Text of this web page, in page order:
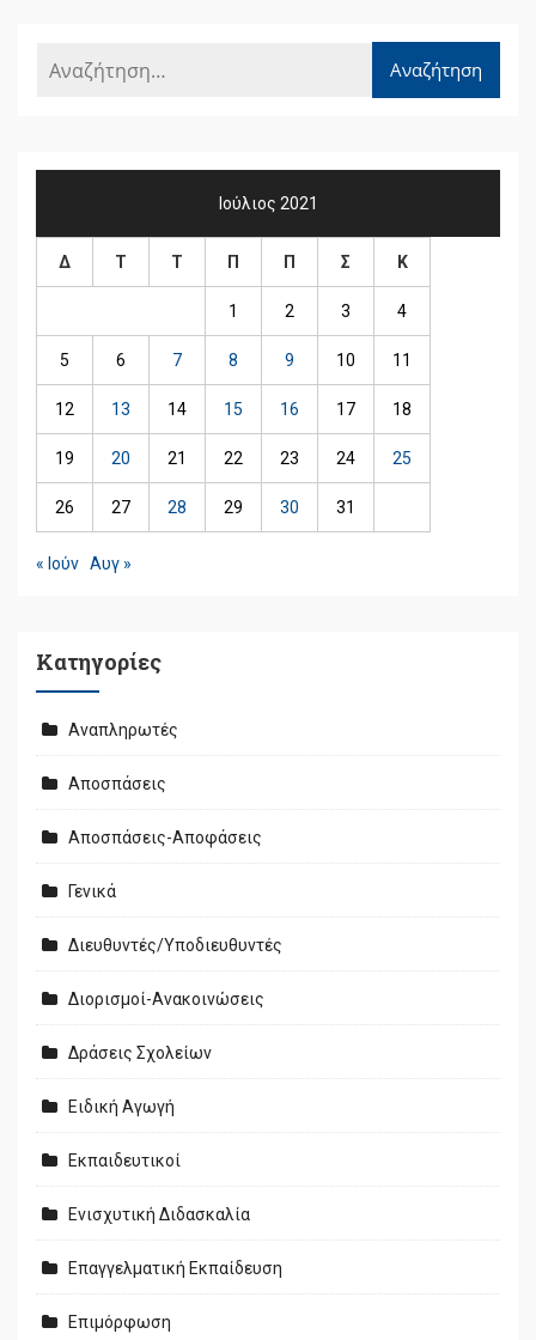
Ιούλιος 2021
Δ Τ Τ Π Π Σ Κ
1 2 3 4
5 6 7 8 9 10 11
12 13 14 15 16 17 18
19 20 21 22 23 24 25
26 27 28 29 30 31
« Ιούν Αυγ »
Kατηγορίες
Αναπληρωτές
Αποσπάσεις
Αποσπάσεις-Αποφάσεις
Γενικά
Διευθυντές/Υποδιευθυντές
Διορισμοί-Ανακοινώσεις
Δράσεις Σχολείων
Ειδική Αγωγή
Εκπαιδευτικοί
Ενισχυτική Διδασκαλία
Επαγγελματική Εκπαίδευση
Επιμόρφωση